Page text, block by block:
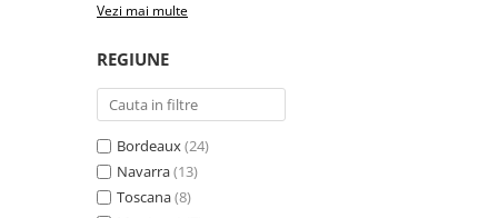
Vezi mai multe
REGIUNE
Bordeaux(24)
Navarra(13)
Toscana(8)